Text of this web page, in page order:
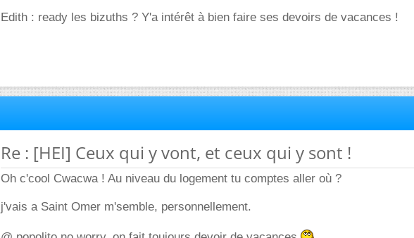
Edith : ready les bizuths ? Y'a intérêt à bien faire ses devoirs de vacances !
Re : [HEI] Ceux qui y vont, et ceux qui y sont !
Oh c'cool Cwacwa ! Au niveau du logement tu comptes aller où ?
j'vais a Saint Omer m'semble, personnellement.